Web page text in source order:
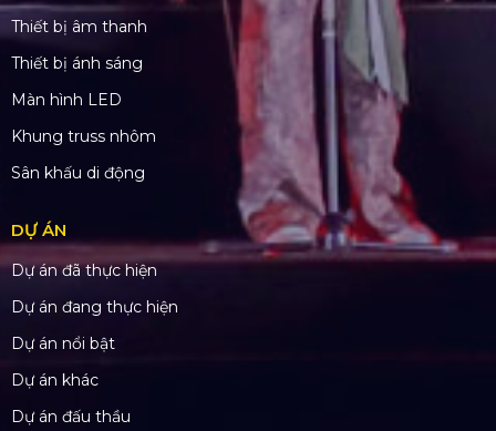
Thiết bị âm thanh
Thiết bị ánh sáng
Màn hình LED
Khung truss nhôm
Sân khấu di động
DỰ ÁN
Dự án đã thực hiện
Dự án đang thực hiện
Dự án nổi bật
Dự án khác
Dự án đấu thầu